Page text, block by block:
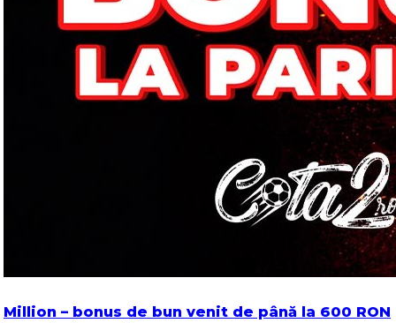
Million – bonus de bun venit de până la 600 RON